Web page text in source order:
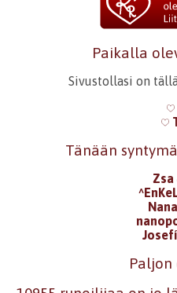
Paikalla
Sivustollasi on
Tänään
Zsa
Paljon